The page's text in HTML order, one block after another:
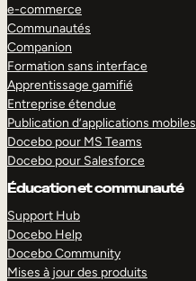
e-commerce
Communautés
Companion
Formation sans interface
Apprentissage gamifié
Entreprise étendue
Publication d’applications mobiles
Docebo pour MS Teams
Docebo pour Salesforce
Éducation et communauté
Support Hub
Docebo Help
Docebo Community
Mises à jour des produits